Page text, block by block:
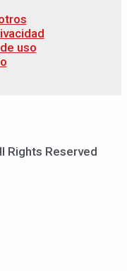
uso
Rights Reserved